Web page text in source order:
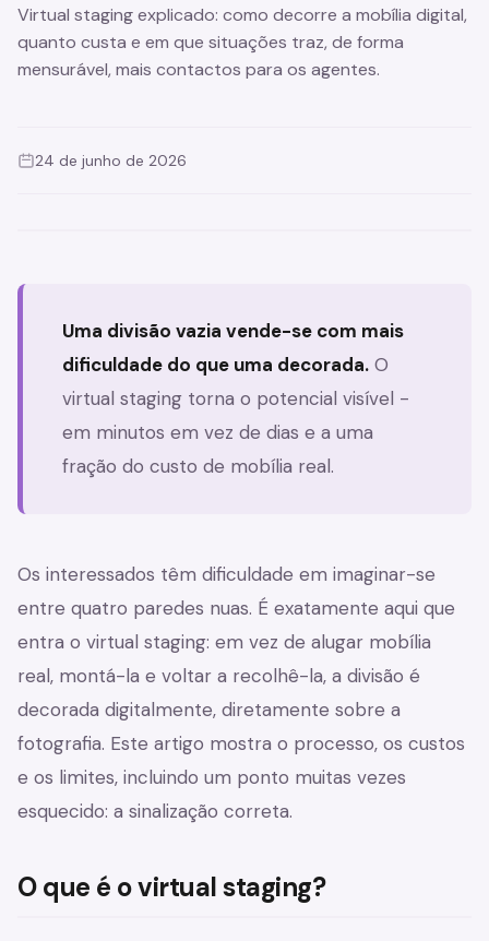
Virtual staging explicado: como decorre a mobília digital,
quanto custa e em que situações traz, de forma
mensurável, mais contactos para os agentes.
24 de junho de 2026
ANTES
Uma divisão vazia vende-se com mais
dificuldade do que uma decorada. O
virtual staging torna o potencial visível -
em minutos em vez de dias e a uma
fração do custo de mobília real.
Os interessados têm dificuldade em imaginar-se
entre quatro paredes nuas. É exatamente aqui que
entra o virtual staging: em vez de alugar mobília
real, montá-la e voltar a recolhê-la, a divisão é
decorada digitalmente, diretamente sobre a
fotografia. Este artigo mostra o processo, os custos
e os limites, incluindo um ponto muitas vezes
esquecido: a sinalização correta.
O que é o virtual staging?